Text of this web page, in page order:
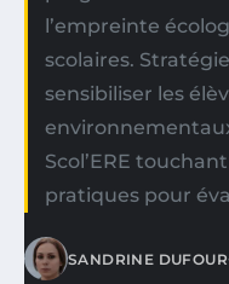
l’empreinte
scolaires.
sensibiliser les
Scol’ERE
pratiques pour
SANDRINE DUFOUR